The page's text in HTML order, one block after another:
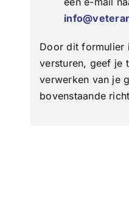
Door dit formulier
versturen, geef je
verwerken van je
bovenstaande